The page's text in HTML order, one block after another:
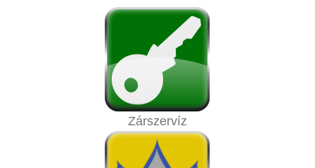
Zárszervíz